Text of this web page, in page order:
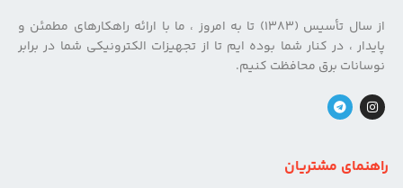
از سال تأسیس (۱۳۸۳) تا به امروز ، ما با ارائه راهکارهای مطمئن و
پایدار ، در کنار شما بوده ایم تا از تجهیزات الکترونیکی شما در برابر
نوسانات برق محافظت کنیم.
راهنمای مشتریان